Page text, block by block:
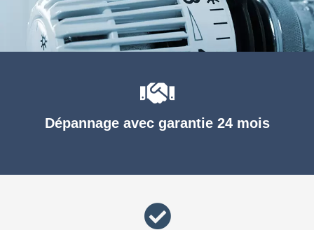
Dépannage avec garantie 24 mois